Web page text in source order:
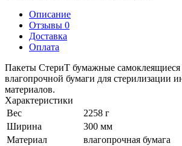
Описание
Отзывы 0
Доставка
Оплата
Пакеты СтериТ бумажные самоклеящиеся
влагопрочной бумаги для стерилизации
материалов.
Характеристики
Вес
2258 г
Ширина
300 мм
Материал
влагопрочная бумага